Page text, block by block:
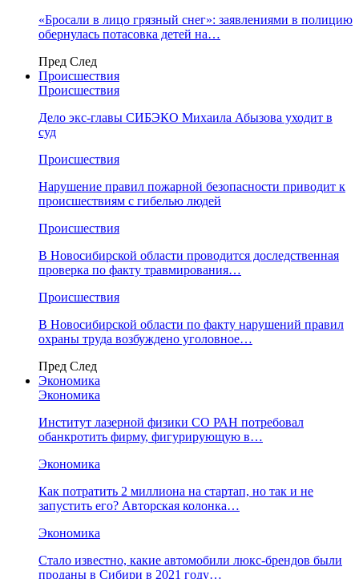
«Бросали в лицо грязный снег»: заявлениями в полицию
обернулась потасовка детей на…
Пред След
Происшествия
Происшествия
Дело экс-главы СИБЭКО Михаила Абызова уходит в
суд
Происшествия
Нарушение правил пожарной безопасности приводит к
происшествиям с гибелью людей
Происшествия
В Новосибирской области проводится доследственная
проверка по факту травмирования…
Происшествия
В Новосибирской области по факту нарушений правил
охраны труда возбуждено уголовное…
Пред След
Экономика
Экономика
Институт лазерной физики СО РАН потребовал
обанкротить фирму, фигурирующую в…
Экономика
Как потратить 2 миллиона на стартап, но так и не
запустить его? Авторская колонка…
Экономика
Стало известно, какие автомобили люкс-брендов были
проданы в Сибири в 2021 году…